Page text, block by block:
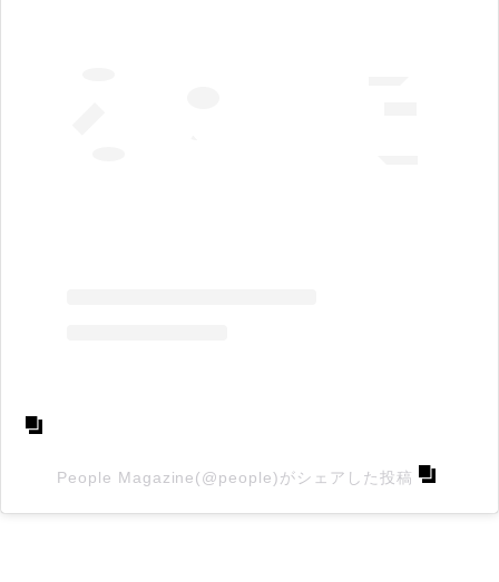
People Magazine(@people)がシェアした投稿